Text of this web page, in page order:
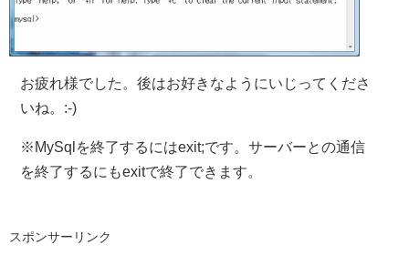
お疲れ様でした。後はお好きなようにいじってくださ
いね。:-)
※MySqlを終了するにはexit;です。サーバーとの通信
を終了するにもexitで終了できます。
スポンサーリンク